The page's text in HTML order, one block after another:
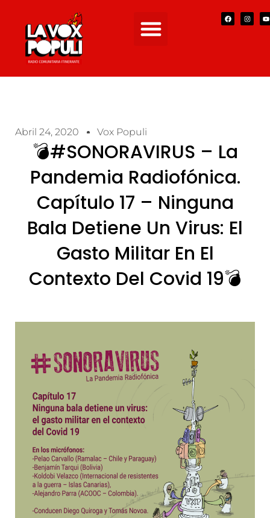
Abril 24, 2020 Vox Populi
💣#SONORAVIRUS – La
Pandemia Radiofónica.
Capítulo 17 – Ninguna
Bala Detiene Un Virus: El
Gasto Militar En El
Contexto Del Covid 19💣